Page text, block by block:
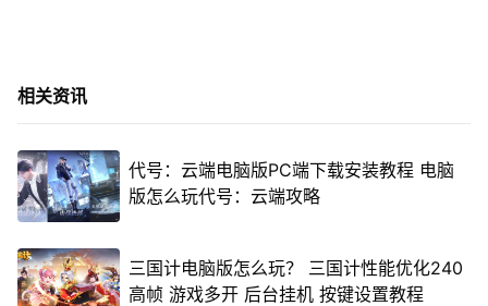
相关资讯
代号：云端电脑版PC端下载安装教程 电脑
版怎么玩代号：云端攻略
三国计电脑版怎么玩？ 三国计性能优化240
高帧 游戏多开 后台挂机 按键设置教程